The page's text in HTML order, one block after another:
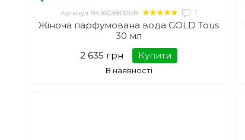
Артикул: 8436038830128 1
Жіноча парфумована вода GOLD Tous
30 мл
2 635 грн
Купити
В наявності